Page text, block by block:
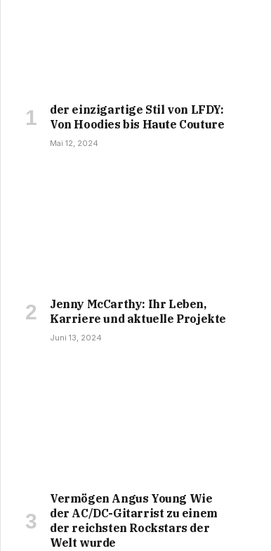
der einzigartige Stil von LFDY:
Von Hoodies bis Haute Couture
Mai 12, 2024
Jenny McCarthy: Ihr Leben,
Karriere und aktuelle Projekte
Juni 13, 2024
Vermögen Angus Young Wie
der AC/DC-Gitarrist zu einem
der reichsten Rockstars der
Welt wurde